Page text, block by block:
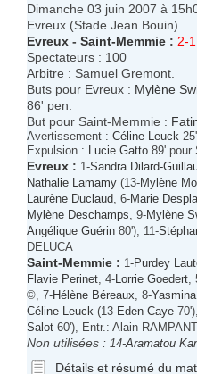
Dimanche 03 juin 2007 à
Evreux (Stade Jean Bouin)
Evreux - Saint-Memmie : 2-
Spectateurs : 100
Arbitre : Samuel Gremont.
Buts pour Evreux : Mylène
86' pen.
But pour Saint-Memmie :
Avertissement : Céline Leuck
Expulsion :
Lucie Gatto 89' pour
Evreux : 1-Sandra Dilard-
Nathalie Lamamy (13-Mylène
Laurène Duclaud , 6-Marie
Mylène Deschamps , 9-Mylène
Angélique Guérin 80'), 11-
DELUCA
Saint-Memmie : 1-Purdey
Flavie Perinet , 4- Lorrie Goedert
©, 7-Hélène Béreaux , 8-
Céline Leuck (13-Eden Caye
Salot 60'), Entr.: Alain RAMPANT
Non utilisées : 14-Aramatou
Détails et résumé du